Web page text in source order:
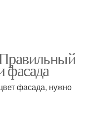
фасада
фасада, нужно